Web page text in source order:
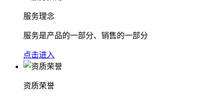
服务理念
服务是产品的一部分、销售的一部分
点击进入
资质荣誉